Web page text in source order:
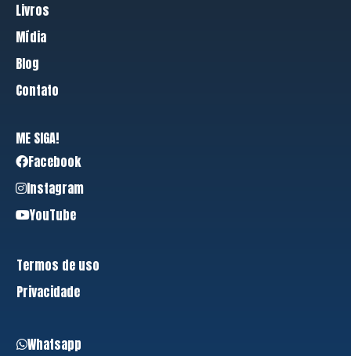
Livros
Mídia
Blog
Contato
ME SIGA!
Facebook
Instagram
YouTube
Termos de uso
Privacidade
Whatsapp